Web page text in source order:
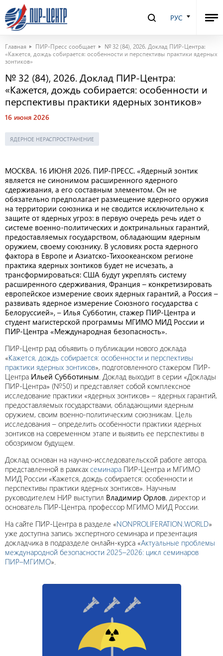
РУС
Главная ПИР-Пресс сообщает
№ 32 (84), 2026. Доклад ПИР-Центра:
«Кажется, дождь собирается: особенности и перспективы практики ядерных
зонтиков»
№ 32 (84), 2026. Доклад ПИР-Центра:
«Кажется, дождь собирается: особенности и
перспективы практики ядерных зонтиков»
16 июня 2026
ЯДЕРНОЕ НЕРАСПРОСТРАНЕНИЕ
МОСКВА. 16 ИЮНЯ 2026. ПИР-ПРЕСС. «Ядерный зонтик
является не синонимом расширенного ядерного
сдерживания, а его составным элементом. Он не
обязательно предполагает размещение ядерного оружия
на территории союзника и не сводится исключительно к
защите от ядерных угроз: в первую очередь речь идет о
системе военно-политических и доктринальных гарантий,
предоставляемых государством, обладающим ядерным
оружием, своему союзнику. В условиях роста ядерного
фактора в Европе и Азиатско-Тихоокеанском регионе
практика ядерных зонтиков будет не исчезать, а
трансформироваться: США будут укреплять систему
расширенного сдерживания, Франция – конкретизировать
европейское измерение своих ядерных гарантий, а Россия –
развивать ядерное измерение Союзного государства с
Белоруссией», – Илья Субботин, стажер ПИР-Центра и
студент магистерской программы МГИМО МИД России и
ПИР-Центра «Международная безопасность».
ПИР-Центр рад объявить о публикации нового доклада
«Кажется, дождь собирается: особенности и перспективы
практики ядерных зонтиков», подготовленного стажером ПИР-
Центра Ильей Субботиным. Доклад выходит в серии «Доклады
ПИР-Центра» (№50) и представляет собой комплексное
исследование практики «ядерных зонтиков» – ядерных гарантий,
предоставляемых государствами, обладающими ядерным
оружием, своим военно-политическим союзникам. Цель
исследования – определить особенности практики ядерных
зонтиков на современном этапе и выявить ее перспективы в
обозримом будущем.
Доклад основан на научно-исследовательской работе автора,
представленной в рамках семинара ПИР-Центра и МГИМО
МИД России «Кажется, дождь собирается: особенности и
перспективы практики ядерных зонтиков». Научным
руководителем НИР выступил Владимир Орлов, директор и
основатель ПИР-Центра, профессор МГИМО МИД России.
На сайте ПИР-Центра в разделе «NONPROLIFERATION.WORLD»
уже доступна запись экспертного семинара и презентация
докладчика в подразделе онлайн-курса «Актуальные проблемы
международной безопасности 2025–2026: цикл семинаров
ПИР–МГИМО».